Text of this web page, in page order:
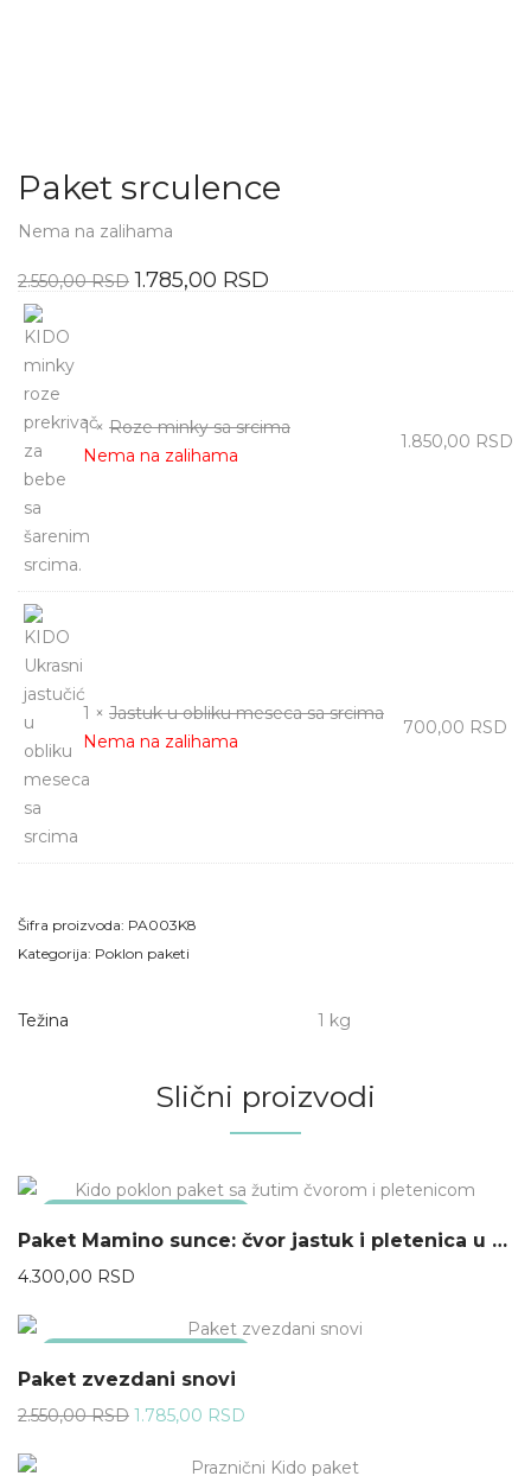
Paket srculence
Nema na zalihama
2.550,00RSD Originalna
cena
1.785,00 RSD
cena
1 × Roze minky sa srcima
Nema na zalihama
1.850,00 RSD
1 × Jastuk u obliku meseca sa srcima
Nema na zalihama
700,00 RSD
Šifra proizvoda: PA003K8
Kategorija: Poklon paketi
Težina 1 kg
Slični proizvodi
Paket Mamino sunce: čvor jastuk i pletenica u žutoj boji
4.300,00 RSD
Paket zvezdani snovi
2.550,00RSD Originalna
1.785,00 RSD
je: